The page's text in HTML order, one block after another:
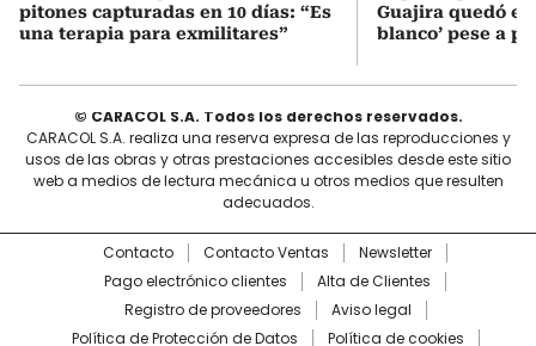
pitones capturadas en 10 días: “Es
una terapia para exmilitares”
Guajira quedó en
blanco’ pese a
© CARACOL S.A. Todos los derechos reservados.
CARACOL S.A. realiza una reserva expresa de las reproducciones y
usos de las obras y otras prestaciones accesibles desde este sitio
web a medios de lectura mecánica u otros medios que resulten
adecuados.
Contacto Contacto Ventas
Newsletter
Pago electrónico clientes
Alta de Clientes
Registro de proveedores
Aviso legal
Política de Protección de Datos
Política de cookies